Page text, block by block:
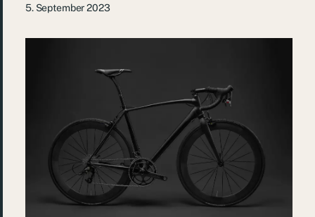
5. September 2023